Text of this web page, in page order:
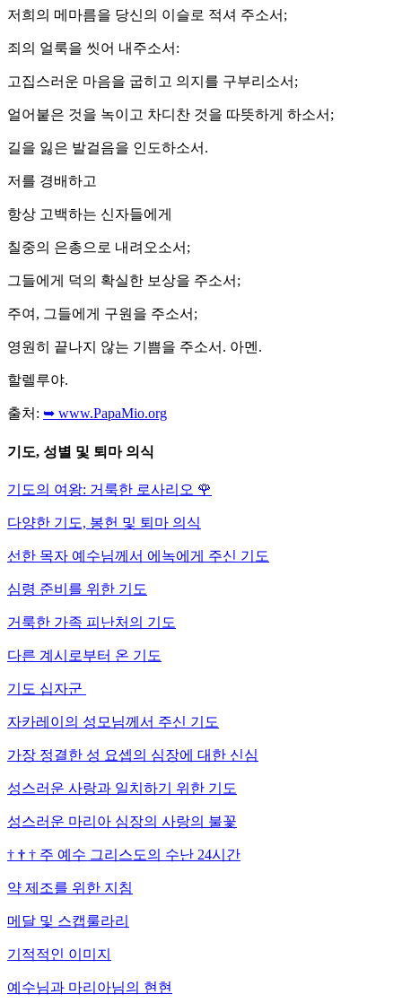
저희의 메마름을 당신의 이슬로 적셔 주소서;
죄의 얼룩을 씻어 내주소서:
고집스러운 마음을 굽히고 의지를 구부리소서;
얼어붙은 것을 녹이고 차디찬 것을 따뜻하게 하소서;
길을 잃은 발걸음을 인도하소서.
저를 경배하고
항상 고백하는 신자들에게
칠중의 은총으로 내려오소서;
그들에게 덕의 확실한 보상을 주소서;
주여, 그들에게 구원을 주소서;
영원히 끝나지 않는 기쁨을 주소서. 아멘.
할렐루야.
출처: ➥ www.PapaMio.org
기도, 성별 및 퇴마 의식
기도의 여왕: 거룩한 로사리오 🌹
다양한 기도, 봉헌 및 퇴마 의식
선한 목자 예수님께서 에녹에게 주신 기도
심령 준비를 위한 기도
거룩한 가족 피난처의 기도
다른 계시로부터 온 기도
기도 십자군
자카레이의 성모님께서 주신 기도
가장 정결한 성 요셉의 심장에 대한 신심
성스러운 사랑과 일치하기 위한 기도
성스러운 마리아 심장의 사랑의 불꽃
† † † 주 예수 그리스도의 수난 24시간
약 제조를 위한 지침
메달 및 스캡룰라리
기적적인 이미지
예수님과 마리아님의 현현